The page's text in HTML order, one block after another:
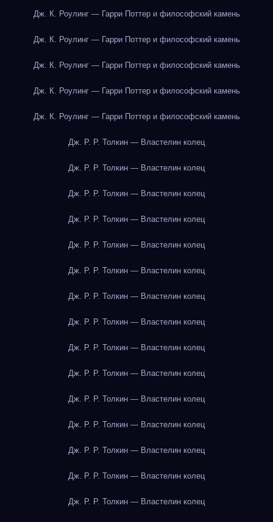
Дж. К. Роулинг — Гарри Поттер и философский камень
Дж. К. Роулинг — Гарри Поттер и философский камень
Дж. К. Роулинг — Гарри Поттер и философский камень
Дж. К. Роулинг — Гарри Поттер и философский камень
Дж. К. Роулинг — Гарри Поттер и философский камень
Дж. Р. Р. Толкин — Властелин колец
Дж. Р. Р. Толкин — Властелин колец
Дж. Р. Р. Толкин — Властелин колец
Дж. Р. Р. Толкин — Властелин колец
Дж. Р. Р. Толкин — Властелин колец
Дж. Р. Р. Толкин — Властелин колец
Дж. Р. Р. Толкин — Властелин колец
Дж. Р. Р. Толкин — Властелин колец
Дж. Р. Р. Толкин — Властелин колец
Дж. Р. Р. Толкин — Властелин колец
Дж. Р. Р. Толкин — Властелин колец
Дж. Р. Р. Толкин — Властелин колец
Дж. Р. Р. Толкин — Властелин колец
Дж. Р. Р. Толкин — Властелин колец
Дж. Р. Р. Толкин — Властелин колец